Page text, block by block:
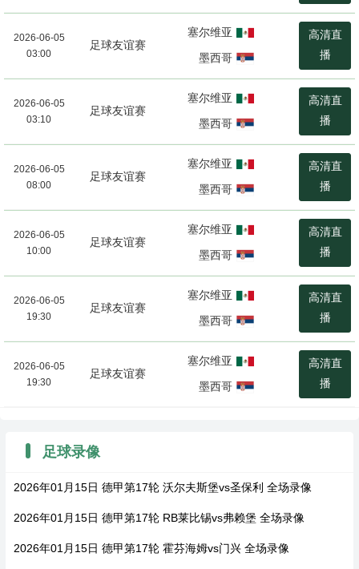
2026-06-05
03:00
足球友谊赛
塞尔维亚
墨西哥
高清直
播
2026-06-05
03:10
足球友谊赛
塞尔维亚
墨西哥
高清直
播
2026-06-05
08:00
足球友谊赛
塞尔维亚
墨西哥
高清直
播
2026-06-05
10:00
足球友谊赛
塞尔维亚
墨西哥
高清直
播
2026-06-05
19:30
足球友谊赛
塞尔维亚
墨西哥
高清直
播
2026-06-05
19:30
足球友谊赛
塞尔维亚
墨西哥
高清直
播
足球录像
2026年01月15日 德甲第17轮 沃尔夫斯堡vs圣保利 全场录像
2026年01月15日 德甲第17轮 RB莱比锡vs弗赖堡 全场录像
2026年01月15日 德甲第17轮 霍芬海姆vs门兴 全场录像